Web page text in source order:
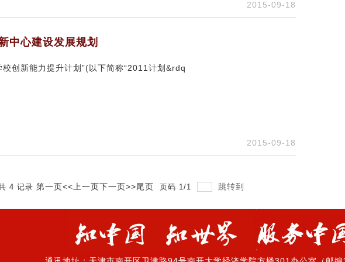
2015-09-18
中心建设发展规划
校创新能力提升计划”(以下简称“2011计划&rdq
2015-09-18
4 记录 第一页<<上一页下一页>>尾页 页码 1/1 跳转到